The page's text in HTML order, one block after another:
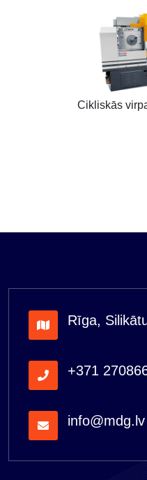
Cikliskās
Rīga,
+371
info@mdg.lv